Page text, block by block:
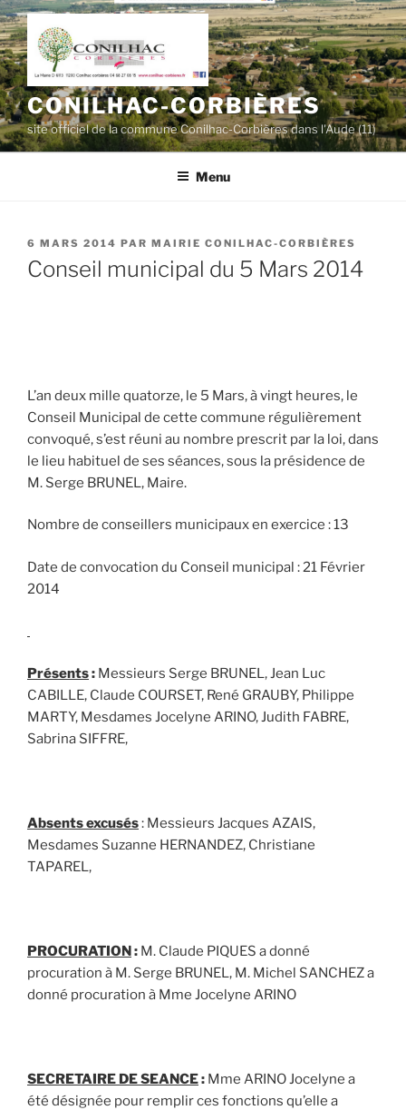
Aller
au
contenu
principal
CONILHAC-CORBIÈRES
site officiel de la commune Conilhac-Corbières dans l'Aude (11)
Menu
PUBLIÉ
LE
6 MARS 2014 PAR MAIRIE CONILHAC-CORBIÈRES
Conseil municipal du 5 Mars 2014
L’an deux mille quatorze, le 5 Mars, à vingt heures, le
Conseil Municipal de cette commune régulièrement
convoqué, s’est réuni au nombre prescrit par la loi, dans
le lieu habituel de ses séances, sous la présidence de
M. Serge BRUNEL, Maire.
Nombre de conseillers municipaux en exercice : 13
Date de convocation du Conseil municipal : 21 Février
2014
Présents: Messieurs Serge BRUNEL, Jean Luc
CABILLE, Claude COURSET, René GRAUBY, Philippe
MARTY, Mesdames Jocelyne ARINO, Judith FABRE,
Sabrina SIFFRE,
Absents excusés: Messieurs Jacques AZAIS,
Mesdames Suzanne HERNANDEZ, Christiane
TAPAREL,
PROCURATION: M. Claude PIQUES a donné
procuration à M. Serge BRUNEL, M. Michel SANCHEZ a
donné procuration à Mme Jocelyne ARINO
SECRETAIRE DE SEANCE: Mme ARINO Jocelyne a
été désignée pour remplir ces fonctions qu’elle a